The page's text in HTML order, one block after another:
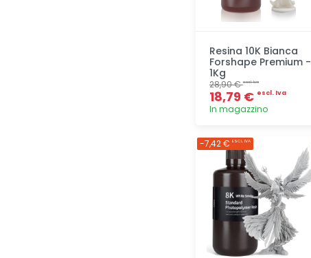
Resina 10K Bianca
Forshape Premium -
1Kg
28,90 €escl. Iva
18,79 € escl. Iva
In magazzino
-7,42 € ESCL. IVA